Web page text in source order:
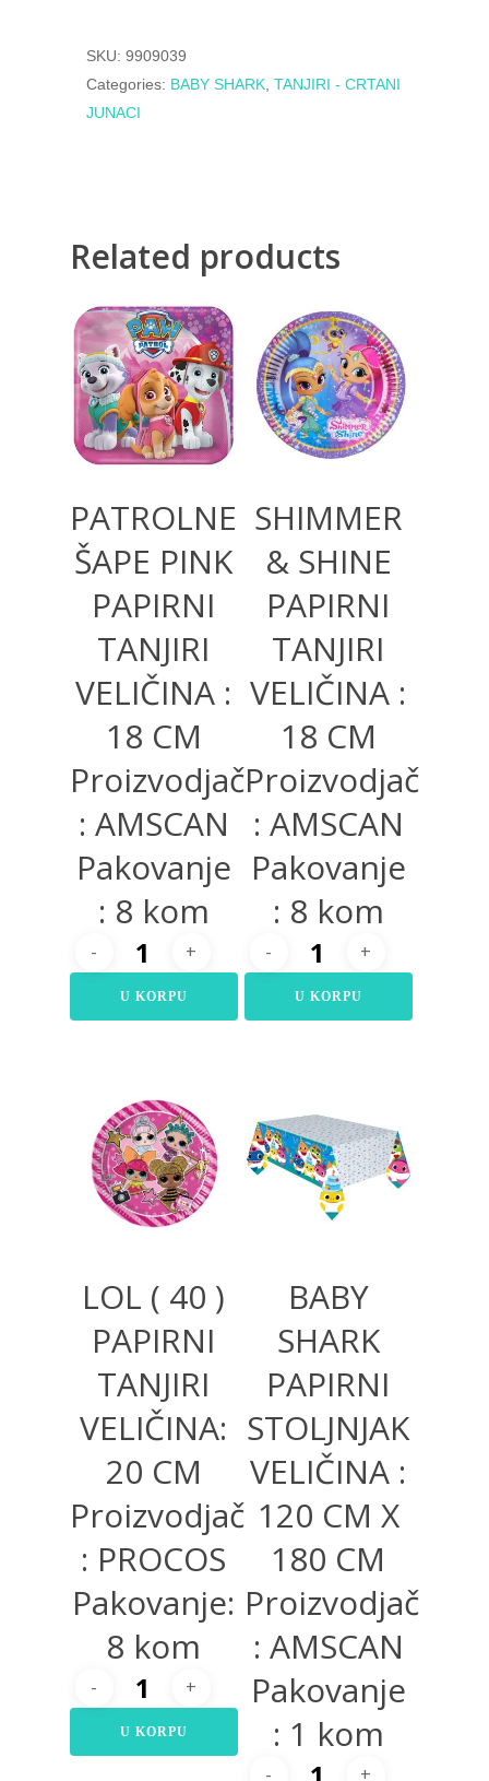
SKU: 9909039
Categories: BABY SHARK TANJIRI - CRTANI
JUNACI
Related products
350,00RSD
PATROLNE
ŠAPE PINK
PAPIRNI
TANJIRI
VELIČINA :
18 CM
Proizvodjač
: AMSCAN
Pakovanje
: 8 kom
U KORPU
220,00RSD
SHIMMER
& SHINE
PAPIRNI
TANJIRI
VELIČINA :
18 CM
Proizvodjač
: AMSCAN
Pakovanje
: 8 kom
U KORPU
200,00RSD
LOL ( 40 )
PAPIRNI
TANJIRI
VELIČINA:
20 CM
Proizvodjač
: PROCOS
Pakovanje:
8 kom
U KORPU
600,00RSD
BABY
SHARK
PAPIRNI
STOLJNJAK
VELIČINA :
120 CM X
180 CM
Proizvodjač
: AMSCAN
Pakovanje
: 1 kom